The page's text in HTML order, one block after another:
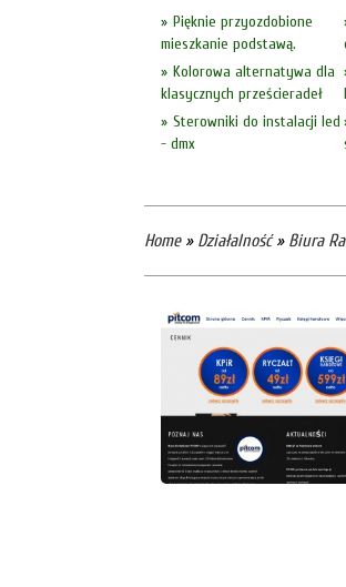
Pięknie przyozdobione
mieszkanie podstawą.
Kolorowa alternatywa dla
klasycznych prześcieradeł
Sterowniki do instalacji led
- dmx
Home» Działalność» Biura